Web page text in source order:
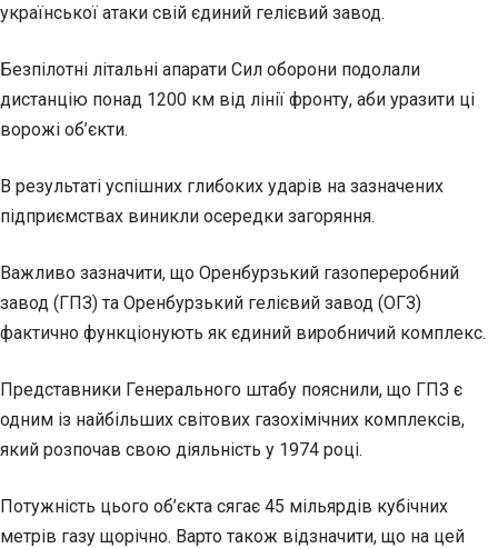
української атаки свій єдиний гелієвий завод.
Безпілотні літальні апарати Сил оборони подолали
дистанцію понад 1200 км від лінії фронту, аби уразити ці
ворожі об’єкти.
В результаті успішних глибоких ударів на зазначених
підприємствах виникли осередки загоряння.
Важливо зазначити, що Оренбурзький газопереробний
завод (ГПЗ) та Оренбурзький гелієвий завод (ОГЗ)
фактично функціонують як єдиний виробничий комплекс.
Представники Генерального штабу пояснили, що ГПЗ є
одним із найбільших світових газохімічних комплексів,
який розпочав свою діяльність у 1974 році.
Потужність цього об’єкта сягає 45 мільярдів кубічних
метрів газу щорічно. Варто також відзначити, що на цей